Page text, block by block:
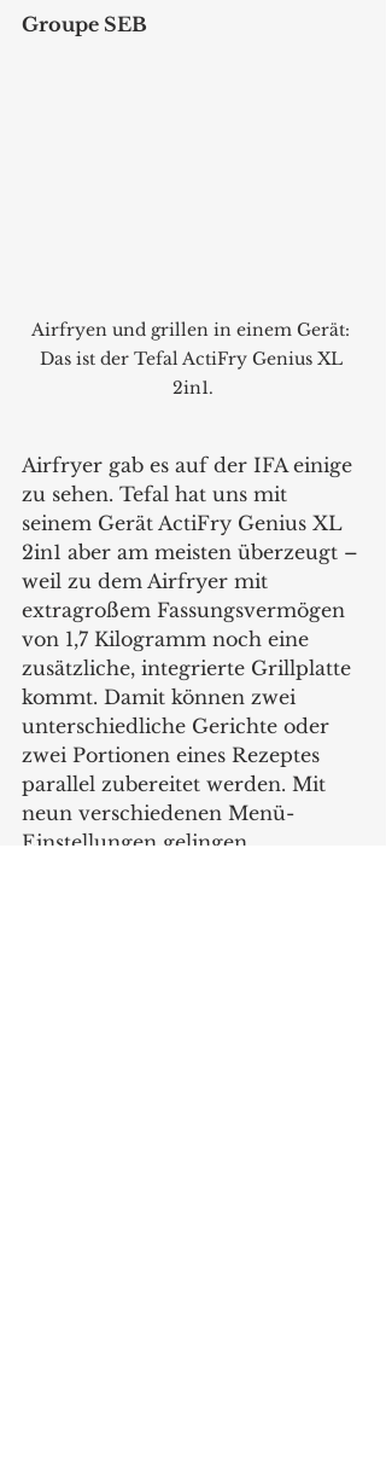
Groupe SEB
Airfryen und grillen in einem Gerät:
Das ist der Tefal ActiFry Genius XL
2in1.
Airfryer gab es auf der IFA einige
zu sehen. Tefal hat uns mit
seinem Gerät ActiFry Genius XL
2in1 aber am meisten überzeugt –
weil zu dem Airfryer mit
extragroßem Fassungsvermögen
von 1,7 Kilogramm noch eine
zusätzliche, integrierte Grillplatte
kommt. Damit können zwei
unterschiedliche Gerichte oder
zwei Portionen eines Rezeptes
parallel zubereitet werden. Mit
neun verschiedenen Menü-
Einstellungen gelingen